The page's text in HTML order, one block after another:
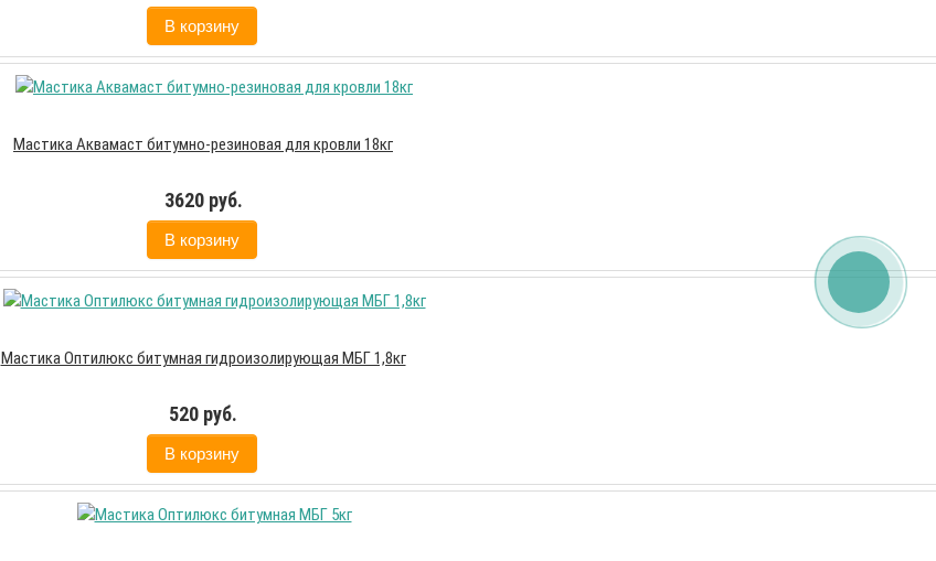
В корзину
Мастика Аквамаст битумно-резиновая для кровли 18кг
3620 руб.
В корзину
Мастика Оптилюкс битумная гидроизолирующая МБГ 1,8кг
520 руб.
В корзину